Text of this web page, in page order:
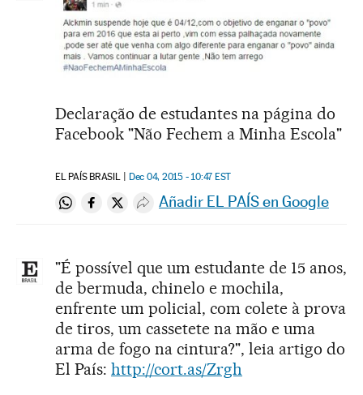
Declaração de estudantes na página do
Facebook "Não Fechem a Minha Escola"
EL PAÍS BRASIL Dec 04, 2015 - 10:47 EST
Compartir en Whatsapp
Compartir en Facebook
Compartir en Twitter
Desplegar Redes Sociales
Añadir EL PAÍS en Google
"É possível que um estudante de 15 anos,
de bermuda, chinelo e mochila,
enfrente um policial, com colete à prova
de tiros, um cassetete na mão e uma
arma de fogo na cintura?", leia artigo do
El País: http://cort.as/Zrgh